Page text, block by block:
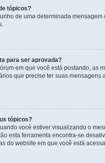
tópicos?
de uma determinada
para ser aprovada?
em que você está postando, as
que precise ter suas
tópicos?
você estiver visualizando o
esta ferramenta encontra-se
do website em que você está